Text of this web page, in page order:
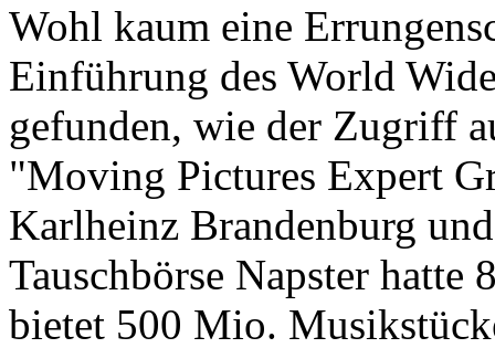
Wohl kaum eine
Einführung des World
gefunden, wie der Zugriff
"Moving Pictures Expert
Karlheinz Brandenburg
Tauschbörse Napster
bietet 500 Mio.